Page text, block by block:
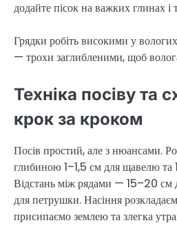
додайте пісок на важких глинах і
Грядки робіть високими у
— трохи заглибленими, щоб
Техніка посіву та
крок за кроком
Посів простий, але з нюансами.
глибиною 1–1,5 см для щавелю
Відстань між рядами — 15–20
для петрушки. Насіння
присипаємо землею та злегка